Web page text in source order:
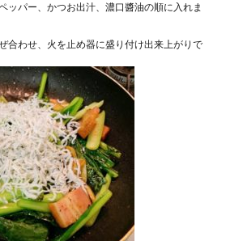
ッパー、かつお出汁、濃口醬油の順に入れま
合わせ、火を止め器に盛り付け出来上がりで